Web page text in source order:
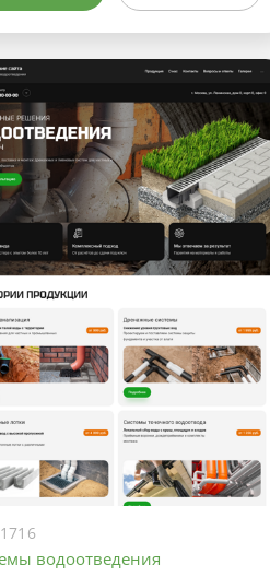
водоотведения